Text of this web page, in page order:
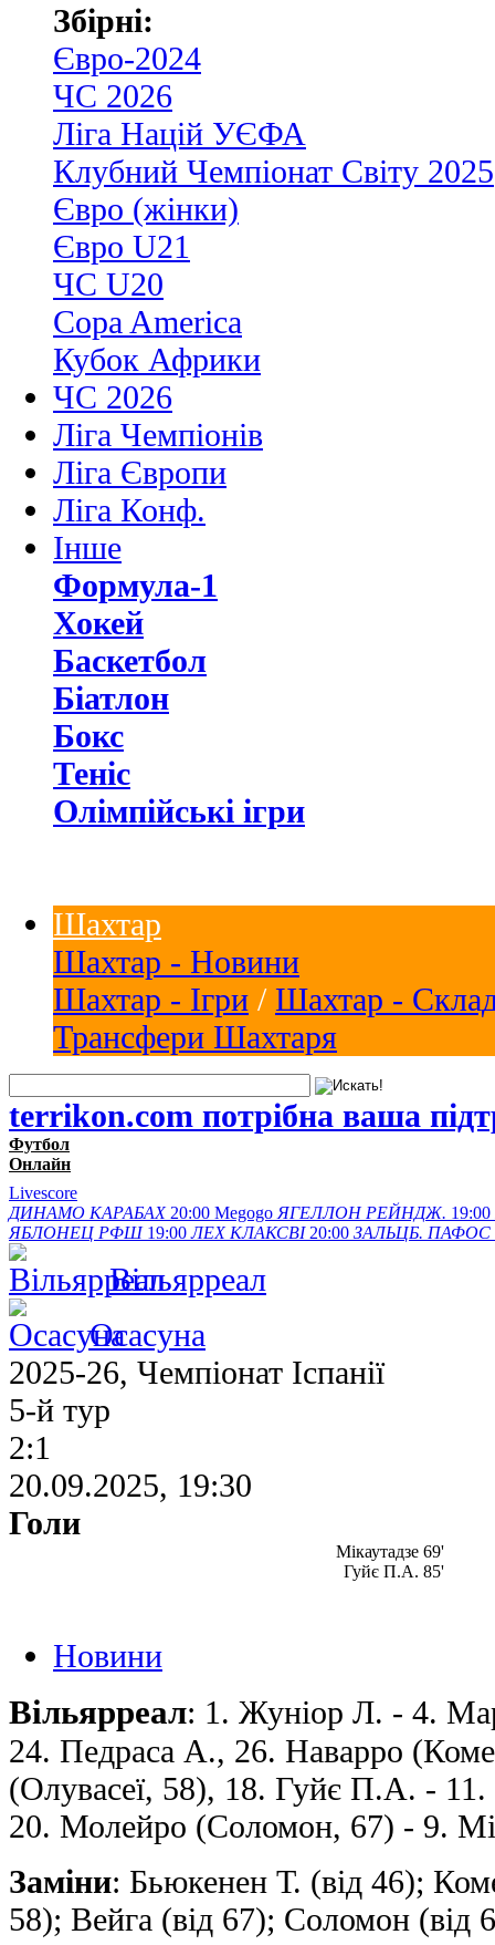
Збірні:
Євро-2024
ЧС 2026
Ліга Націй УЄФА
Клубний Чемпіонат Світу 2025
Євро (жінки)
Євро U21
ЧС U20
Copa America
Кубок Африки
ЧС 2026
Ліга Чемпіонів
Ліга Європи
Ліга Конф.
Інше
Формула-1
Хокей
Баскетбол
Біатлон
Бокс
Теніс
Олімпійські ігри
Шахтар
Шахтар - Новини
Шахтар - Ігри / Шахтар -
Трансфери Шахтаря
terrikon.com потрібна ваша
Футбол
Онлайн
Livescore
ДИНАМО КАРАБАХ 20:00 Megogo ЯГЕЛЛОН РЕЙНДЖ. 19:00
ЯБЛОНЕЦ РФШ 19:00 ЛЕХ КЛАКСВІ 20:00 ЗАЛЬЦБ. ПАФОС
Вільярреал
Осасуна
2025-26, Чемпiонат Іспанії
5-й тур
2:1
20.09.2025, 19:30
Голи
Мікаутадзе 69'
Гуйє П.А. 85'
Новини
Вільярреал: 1. Жуніор Л. - 4.
24. Педраса А., 26. Наварро
(Олувасеї, 58), 18. Гуйє П.А. -
20. Молейро (Соломон, 67) - 9.
Заміни: Бьюкенен Т. (від 46);
58); Вейга (від 67); Соломон (від